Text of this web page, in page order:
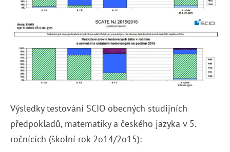
Výsledky testování SCIO obecných studijních
předpokladů, matematiky a českého jazyka v 5.
ročnících (školní rok 2o14/2o15):